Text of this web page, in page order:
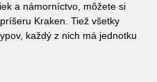
a námorníctvo, môžete si
Kraken. Tiež všetky
každý z nich má jednotku